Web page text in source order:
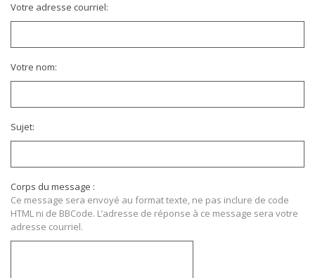
Votre adresse courriel:
Votre nom:
Sujet:
Corps du message :
Ce message sera envoyé au format texte, ne pas inclure de code
HTML ni de BBCode. L’adresse de réponse à ce message sera votre
adresse courriel.